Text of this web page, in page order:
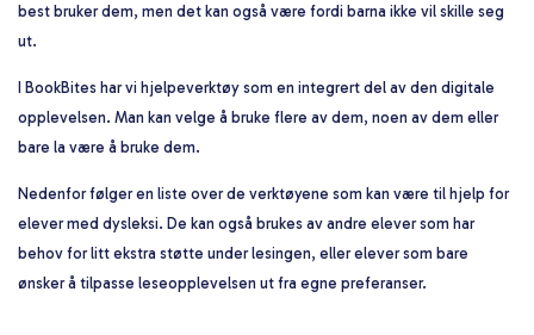
best bruker dem, men det kan også være fordi barna ikke vil skille seg
ut.
I BookBites har vi hjelpeverktøy som en integrert del av den digitale
opplevelsen. Man kan velge å bruke flere av dem, noen av dem eller
bare la være å bruke dem.
Nedenfor følger en liste over de verktøyene som kan være til hjelp for
elever med dysleksi. De kan også brukes av andre elever som har
behov for litt ekstra støtte under lesingen, eller elever som bare
ønsker å tilpasse leseopplevelsen ut fra egne preferanser.